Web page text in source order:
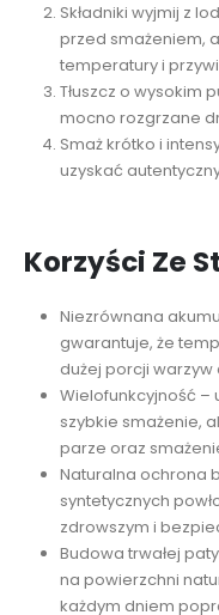
Składniki wyjmij z
przed smażeniem,
temperatury i
Tłuszcz o wysokim
mocno rozgrzane
Smaż krótko i
uzyskać
Korzyści Ze
Niezrównana
gwarantuje, że
dużej porcji warzyw
Wielofunkcyjność –
szybkie smażenie,
parze oraz
Naturalna ochrona
syntetycznych
zdrowszym i
Budowa trwałej
na powierzchni
każdym dniem